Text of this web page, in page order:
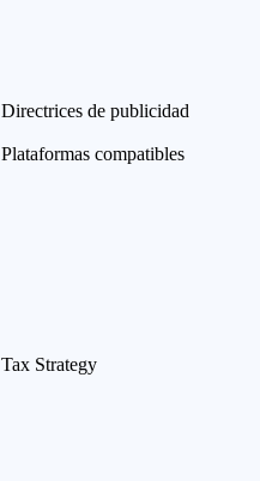
Directrices de publicidad
Plataformas compatibles
Tax Strategy